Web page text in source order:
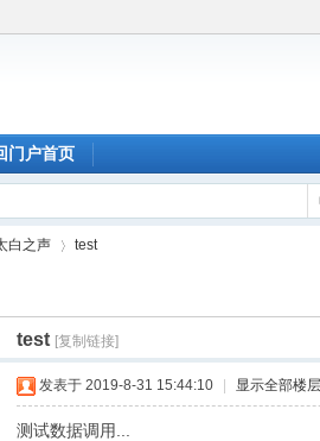
门户首页
白之声 test
test [复制链接]
发表于 2019-8-31 15:44:10 显示全部楼层
测试数据调用...